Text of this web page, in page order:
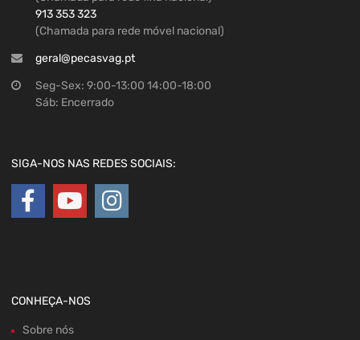
913 353 323
(Chamada para rede móvel nacional)
geral@pecasvag.pt
Seg-Sex: 9:00-13:00 14:00-18:00
Sáb: Encerrado
SIGA-NOS NAS REDES SOCIAIS:
CONHEÇA-NOS
Sobre nós